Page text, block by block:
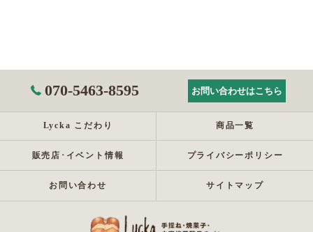
070-5463-8595 お問い合わせはこちら
Lycka こだわり 商品一覧
販売店･イベント情報 プライバシーポリシー
お問い合わせ サイトマップ